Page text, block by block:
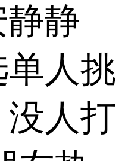
静
人挑
人打